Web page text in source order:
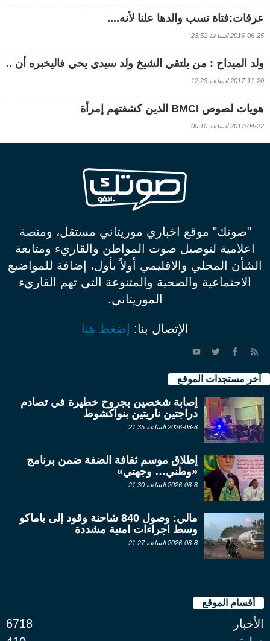
عرفات:فتاة تسب والدها علنا لأنه....
2016-06-25 الساعة 23:51
ولد الميداح : من يلتقي الشيخ ولد سيدي يحي فاليخبره أن ..
2017-11-20 الساعة 12:23
هويات لصوص BMCI الذين كشفتهم إمرأة
2017-04-22 الساعة 00:10
"صوتك" موقع اخباري موريتاني مستقل، ومنصة
اعلامية لتوصيل صوت المواطن والقاريء ومتابعة
الشأن المحلي والاقليمي أولاً بأول، إضافة للمواضيع
الاجتماعية والصحية والمتنوعة التي تهم القاريء
الموريتاني.
الإتصال بنا: إضغط هنا
آخر مستجدات الموقع
إصابة شخصين بجروح خطيرة في تصادم
دراجتين ناريتين بنواكشوط
2026-08-8 الساعة 21:35
إطلاق موسم ثقافة الضفة ضمن برنامج
«وطني… وجهتي»
2026-08-8 الساعة 21:30
مالي: وصول 840 شاحنة وقود إلى باماكو
وسط اجراءات امنية مشددة
2026-08-8 الساعة 21:27
أقسام الموقع
الأخبار
6718